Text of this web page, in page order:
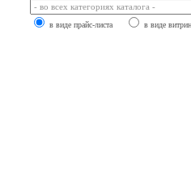
в виде прайс-листа в виде